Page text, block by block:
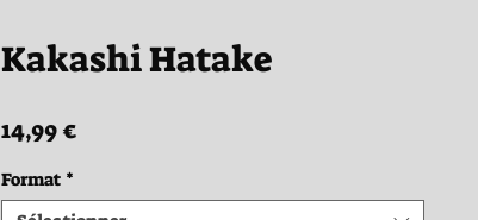
Kakashi Hatake
14,99 €
Format *